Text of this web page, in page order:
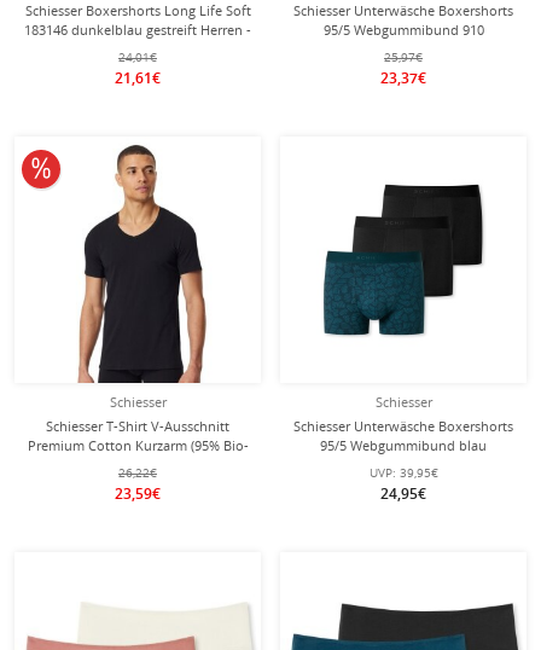
Schiesser Boxershorts Long Life Soft
183146 dunkelblau gestreift Herren -
1 Stück
24,01€
21,61€
Schiesser Unterwäsche Boxershorts
95/5 Webgummibund 910
dunkelblau/blauweiss gestreift
Herren - 3 Stück
25,97€
23,37€
Schiesser
Schiesser T-Shirt V-Ausschnitt
Premium Cotton Kurzarm (95% Bio-
Baumwolle) Unterwäsche schwarz
Herren
26,22€
23,59€
10% reduziert
Schiesser
Schiesser Unterwäsche Boxershorts
95/5 Webgummibund blau
uni/gemustert Herren - 3 Stück
UVP: 39,95€
24,95€